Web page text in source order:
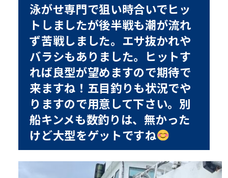
泳がせ専門で狙い時合いでヒッ
トしましたが後半戦も潮が流れ
ず苦戦しました。エサ抜かれや
バラシもありました。ヒットす
れば良型が望めますので期待で
来ますね！五目釣りも状況でや
りますので用意して下さい。別
船キンメも数釣りは、無かった
けど大型をゲットですね